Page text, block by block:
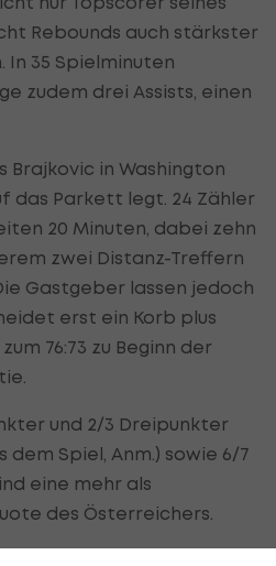
Rebounds auch stärkster
35 Spielminuten
zudem drei Assists, einen
Brajkovic in Washington
das Parkett legt. 24 Zähler
20 Minuten, dabei zehn
zwei Distanz-Treffern
Gastgeber lassen jedoch
erst ein Korb plus
76:73 zu Beginn der
und 2/3 Dreipunkter
dem Spiel, Anm.) sowie 6/7
eine mehr als
des Österreichers.